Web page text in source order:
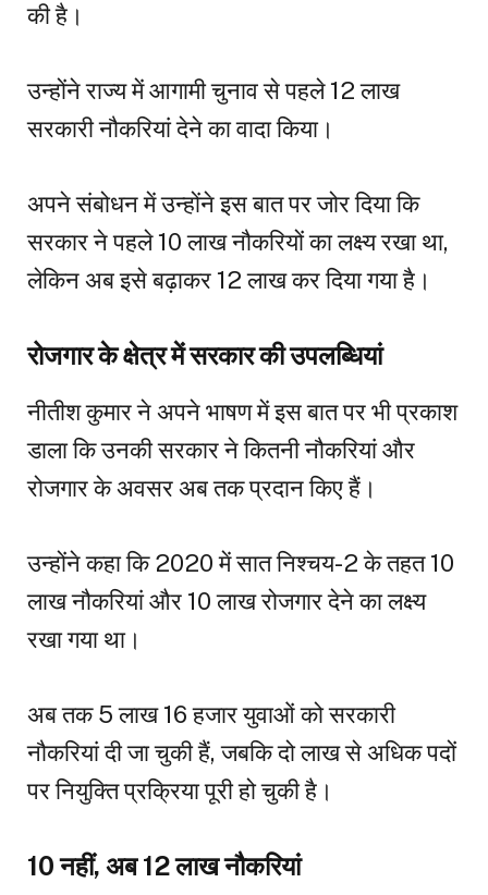
की है।
उन्होंने राज्य में आगामी चुनाव से पहले 12 लाख
सरकारी नौकरियां देने का वादा किया।
अपने संबोधन में उन्होंने इस बात पर जोर दिया कि
सरकार ने पहले 10 लाख नौकरियों का लक्ष्य रखा था,
लेकिन अब इसे बढ़ाकर 12 लाख कर दिया गया है।
रोजगार के क्षेत्र में सरकार की उपलब्धियां
नीतीश कुमार ने अपने भाषण में इस बात पर भी प्रकाश
डाला कि उनकी सरकार ने कितनी नौकरियां और
रोजगार के अवसर अब तक प्रदान किए हैं।
उन्होंने कहा कि 2020 में सात निश्चय-2 के तहत 10
लाख नौकरियां और 10 लाख रोजगार देने का लक्ष्य
रखा गया था।
अब तक 5 लाख 16 हजार युवाओं को सरकारी
नौकरियां दी जा चुकी हैं, जबकि दो लाख से अधिक पदों
पर नियुक्ति प्रक्रिया पूरी हो चुकी है।
10 नहीं, अब 12 लाख नौकरियां